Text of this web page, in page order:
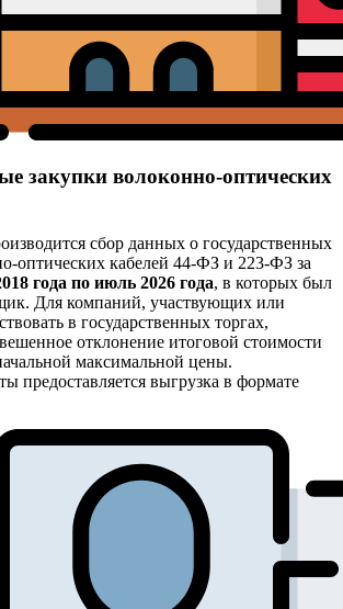
закупки волоконно-оптических
сбор данных о государственных
оптических кабелей 44-ФЗ и 223-ФЗ за
года по июль 2026 года, в которых был
Для компаний, участвующих или
в государственных торгах,
отклонение итоговой стоимости
максимальной цены.
предоставляется выгрузка в формате